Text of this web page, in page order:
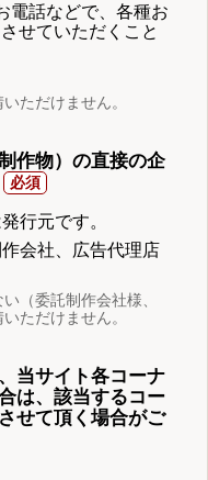
電話などで、各種お
せていただくこと
ただけません。
作物）の直接の企
行元です。
会社、広告代理店
（委託制作会社様、
ただけません。
当サイト各コーナ
は、該当するコー
せて頂く場合がご